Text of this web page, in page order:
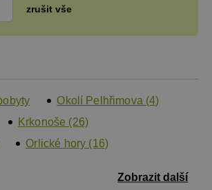
zrušit vše
Okolí Pelhřimova (4)
Krkonoše (26)
Orlické hory (16)
Zobrazit další